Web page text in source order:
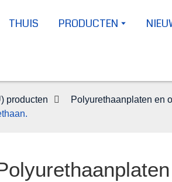
THUIS PRODUCTEN
producten Polyurethaanplaten en